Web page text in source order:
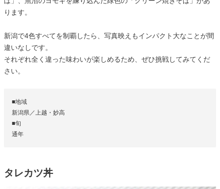
ります。
新潟で4色すべてを制覇したら、写真映えもインパクト大なことが間
違いなしです。
それぞれ全く違った味わいが楽しめるため、ぜひ挑戦してみてくだ
さい。
■地域
新潟県／上越・妙高
■旬
通年
タレカツ丼